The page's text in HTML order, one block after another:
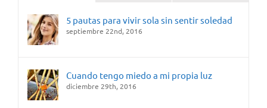
5 pautas para vivir sola sin sentir soledad
septiembre 22nd, 2016
Cuando tengo miedo a mi propia luz
diciembre 29th, 2016